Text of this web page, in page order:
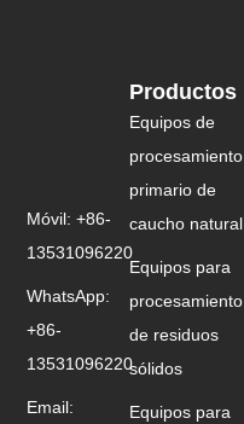
Productos
Equipos de
procesamiento
primario de
caucho natural
Equipos para
procesamiento
de residuos
sólidos
Equipos para
Móvil: +86-
13531096220
WhatsApp:
+86-
13531096220
Email: